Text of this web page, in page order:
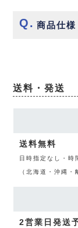
商品仕様
送料・発送
送料無料
日時指定なし・時
（北海道・沖縄
2営業日発送